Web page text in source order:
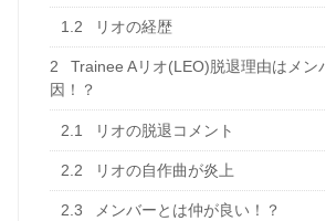
1.2 リオの経歴
2
Trainee Aリオ(LEO)脱退理由はメン
因！？
2.1 リオの脱退コメント
2.2 リオの自作曲が炎上
2.3 メンバーとは仲が良い！？